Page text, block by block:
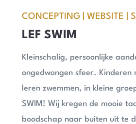
CONCEPTING | WEBSITE |
LEF SWIM
Kleinschalig, persoonlijke
ongedwongen sfeer. Kinderen
leren zwemmen, in kleine
SWIM! Wij kregen de mooie
boodschap naar buiten uit te